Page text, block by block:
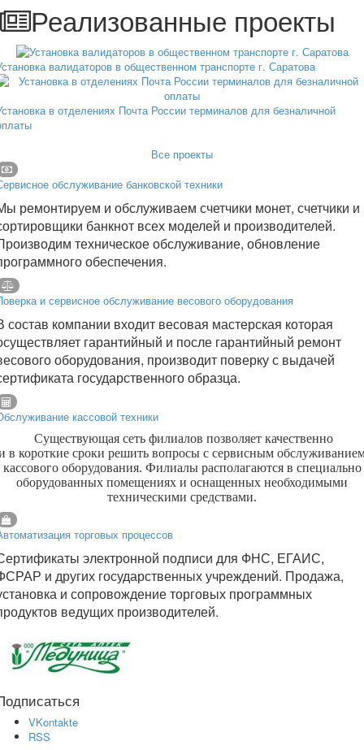
Реализованные проекты
валидаторов в общественном транспорте г. Саратова
в отделениях Почта России терминалов для безналичной
Все проекты
обслуживание банковской техники
ремонтируем и обслуживаем счетчики монет, счетчики и
банкнот всех моделей и производителей.
техническое обслуживание, обновление
обеспечения.
и сервисное обслуживание весового оборудования
состав компании входит весовая мастерская которая
гарантийный и после гарантийный ремонт
оборудования, производит поверку с выдачей
государственного образца.
кассовой техники
Существующая сеть филиалов позволяет качественно
в короткие сроки решить вопросы с сервисным
кассового оборудования. Филиалы располагаются в специально
оборудованных помещениях и оснащенных необходимыми
техническими средствами.
торговых процессов
электронной подписи для ФНС, ЕГАИС,
и других государственных учреждений. Продажа,
и сопровождение торговых программных
ведущих производителей.
VKontakte
RSS